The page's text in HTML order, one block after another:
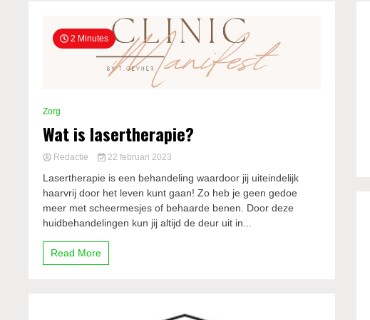
2 Minutes
Zorg
Wat is lasertherapie?
Redactie 22 februari 2023
Lasertherapie is een behandeling waardoor jij uiteindelijk
haarvrij door het leven kunt gaan! Zo heb je geen gedoe
meer met scheermesjes of behaarde benen. Door deze
huidbehandelingen kun jij altijd de deur uit in...
Read More